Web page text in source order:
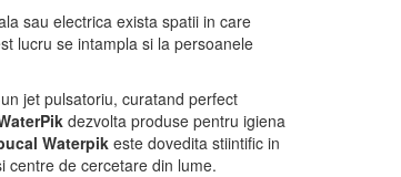
sau electrica exista spatii in care
lucru se intampla si la persoanele
jet pulsatoriu, curatand perfect
dezvolta produse pentru igiena
Waterpikeste dovedita stiintific in
centre de cercetare din lume.